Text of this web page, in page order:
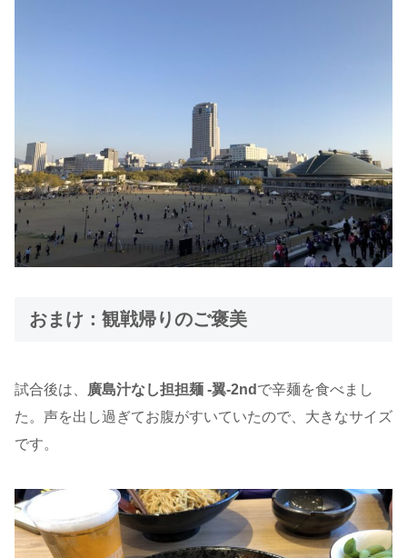
おまけ：観戦帰りのご褒美
試合後は、 廣島汁なし担担麺 -翼-2nd で辛麺を食べまし
た。声を出し過ぎてお腹がすいていたので、大きなサイズ
です。